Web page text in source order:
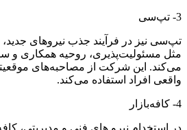
3- تپ‌سی
تپ‌سی نیز در فرآیند جذب نیروهای
مثل مسئولیت‌پذیری، روحیه همکاری و
می‌کند. این شرکت از مصاحبه‌های
واقعی افراد استفاده می‌کند.
4- کافه‌بازار